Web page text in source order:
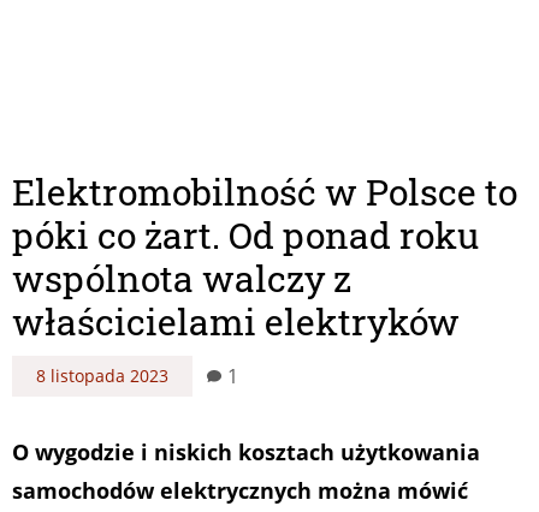
Elektromobilność w Polsce to
póki co żart. Od ponad roku
wspólnota walczy z
właścicielami elektryków
8 listopada 2023 1
O wygodzie i niskich kosztach użytkowania
samochodów elektrycznych można mówić